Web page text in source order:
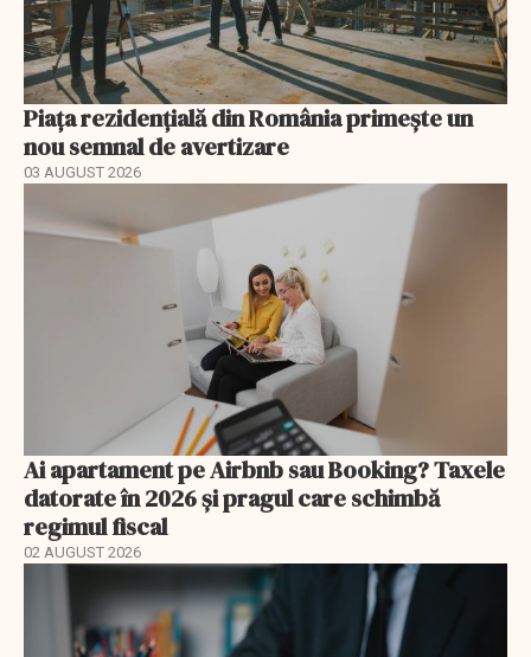
Piața rezidențială din România primește un
nou semnal de avertizare
03 AUGUST 2026
Ai apartament pe Airbnb sau Booking? Taxele
datorate în 2026 și pragul care schimbă
regimul fiscal
02 AUGUST 2026